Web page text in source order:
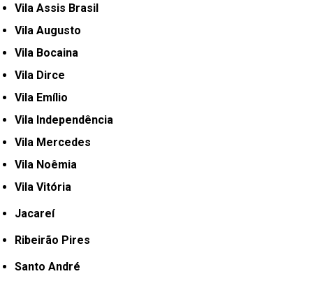
Vila Assis Brasil
Vila Augusto
Vila Bocaina
Vila Dirce
Vila Emílio
Vila Independência
Vila Mercedes
Vila Noêmia
Vila Vitória
Jacareí
Ribeirão Pires
Santo André